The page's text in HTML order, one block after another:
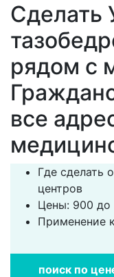
Сделать
рядом с
все
Где сделать
центров
Цены: 900 до
Применение
поиск по